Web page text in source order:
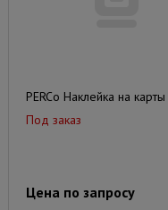
PERCo Наклейка на карты
Под заказ
Цена по запросу